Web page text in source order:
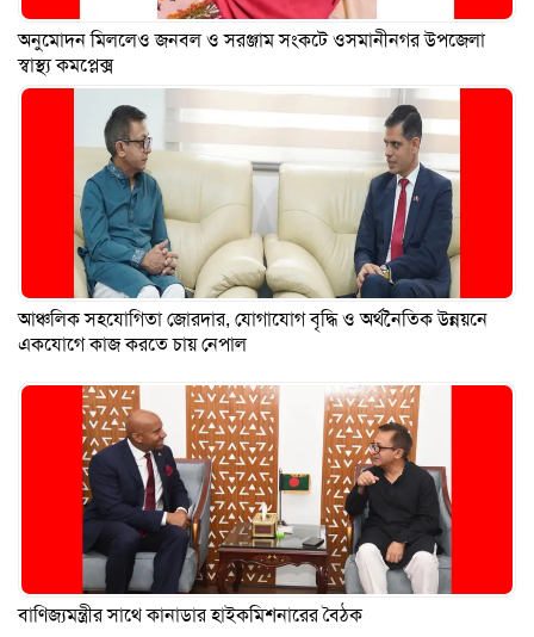
অনুমোদন মিললেও জনবল ও সরঞ্জাম সংকটে ওসমানীনগর উপজেলা
স্বাস্থ্য কমপ্লেক্স
আঞ্চলিক সহযোগিতা জোরদার, যোগাযোগ বৃদ্ধি ও অর্থনৈতিক উন্নয়নে
একযোগে কাজ করতে চায় নেপাল
বাণিজ্যমন্ত্রীর সাথে কানাডার হাইকমিশনারের বৈঠক